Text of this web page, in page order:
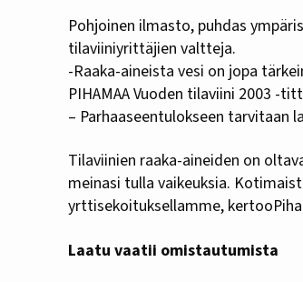
Pohjoinen ilmasto, puhdas
tilaviiniyrittäjien valtteja.
-Raaka-aineista vesi on jopa
PIHAMAA Vuoden tilaviini 2003 -
– Parhaaseentulokseen tarvitaan
Tilaviinien raaka-aineiden on
meinasi tulla vaikeuksia.
yrttisekoituksellamme,
Laatu vaatii omistautumista